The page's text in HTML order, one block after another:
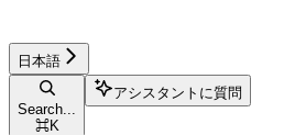
日本語
Search...
⌘K
アシスタントに質問